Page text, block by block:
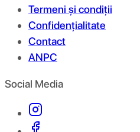
Termeni și condiții
Confidențialitate
Contact
ANPC
Social Media